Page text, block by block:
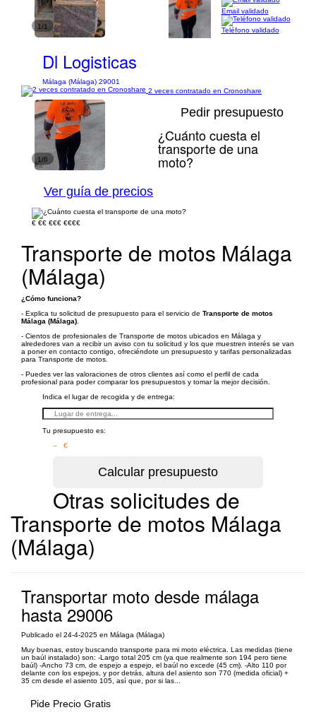
1/1
Dl Logisticas
Málaga (Málaga) 29001
Email validado
Teléfono validado
2 veces contratado en Cronoshare
1/6
Pedir presupuesto
¿Cuánto cuesta el
transporte de una
moto?
Ver guía de precios
€ €€ €€€ €€€€
Transporte de motos Málaga
(Málaga)
¿Cómo funciona?
- Explica tu solicitud de presupuesto para el servicio de Transporte de motos
Málaga (Málaga)
- Cientos de profesionales de Transporte de motos ubicados en Málaga y
alrededores van a recibir un aviso con tu solicitud y los que muestren interés se van
a poner en contacto contigo, ofreciéndote un presupuesto y tarifas personalizadas
para Transporte de motos.
- Puedes ver las valoraciones de otros clientes así como el perfil de cada
profesional para poder comparar los presupuestos y tomar la mejor decisión.
Indica el lugar de recogida y de entrega:
Tu presupuesto es:
– €
Otras solicitudes de
Transporte de motos Málaga
(Málaga)
Transportar moto desde málaga
hasta 29006
Publicado el 24-4-2025 en Málaga (Málaga)
Muy buenas, estoy buscando transporte para mi moto eléctrica. Las medidas (tiene
un baúl instalado) son: -Largo total 205 cm (ya que realmente son 194 pero tiene
baúl) -Ancho 73 cm, de espejo a espejo, el baúl no excede (45 cm). -Alto 110 por
delante con los espejos, y por detrás, altura del asiento son 770 (medida oficial) +
35 cm desde el asiento 105, así que, por si las...
Pide Precio Gratis